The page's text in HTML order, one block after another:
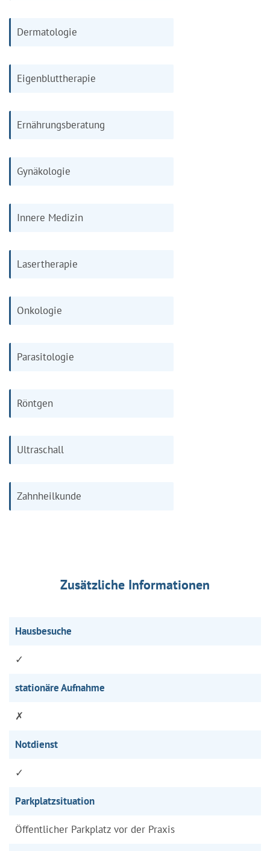
Dermatologie
Eigenbluttherapie
Ernährungsberatung
Gynäkologie
Innere Medizin
Lasertherapie
Onkologie
Parasitologie
Röntgen
Ultraschall
Zahnheilkunde
Zusätzliche Informationen
Hausbesuche
✓
stationäre Aufnahme
✗
Notdienst
✓
Parkplatzsituation
Öffentlicher Parkplatz vor der Praxis